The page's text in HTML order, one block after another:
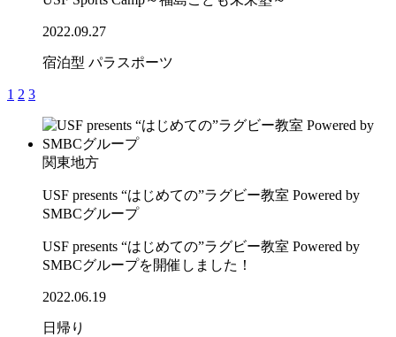
2022.09.27
宿泊型 パラスポーツ
1 2 3
関東地方
USF presents “はじめての”ラグビー教室 Powered by
SMBCグループ
USF presents “はじめての”ラグビー教室 Powered by
SMBCグループを開催しました！
2022.06.19
日帰り